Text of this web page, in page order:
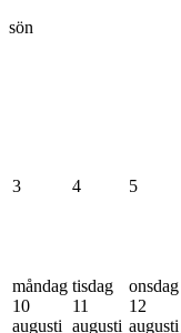
sön
3 4 5
måndag
10
augusti
tisdag
11
augusti
onsdag
12
augusti